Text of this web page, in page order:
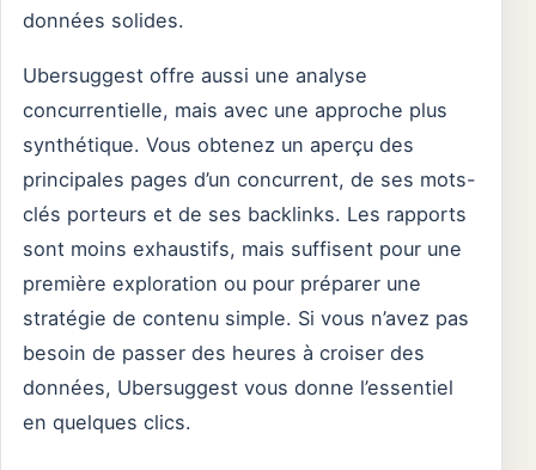
données solides.
Ubersuggest offre aussi une analyse
concurrentielle, mais avec une approche plus
synthétique. Vous obtenez un aperçu des
principales pages d’un concurrent, de ses mots-
clés porteurs et de ses backlinks. Les rapports
sont moins exhaustifs, mais suffisent pour une
première exploration ou pour préparer une
stratégie de contenu simple. Si vous n’avez pas
besoin de passer des heures à croiser des
données, Ubersuggest vous donne l’essentiel
en quelques clics.